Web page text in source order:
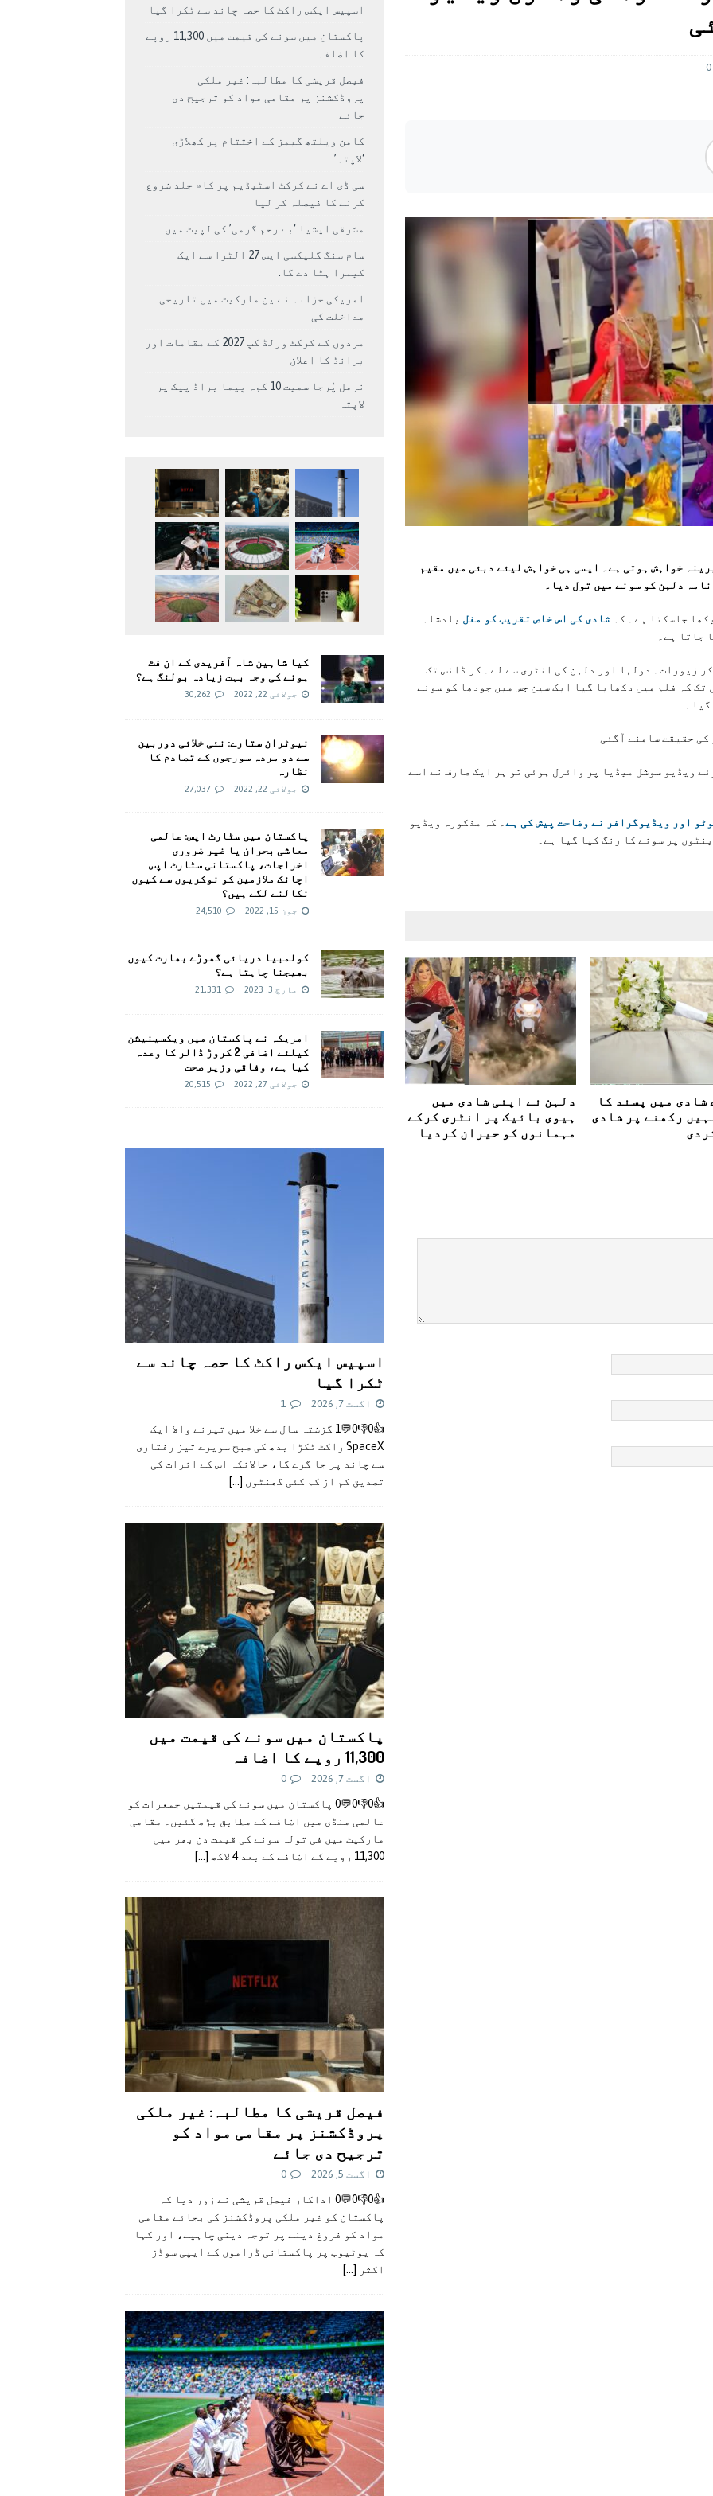
پر کام جلد شروع کرنے کا فیصلہ کر لیا پاکستان
حصہ چاند سے ٹکرا گیا
0
خواہش ہوتی ہے۔ ایسی ہی خواہش لیئے دبئی میں مقیم
دلہن کو سونے میں تول دیا۔
جاسکتا ہے۔ کہ شادی کی اس خاص تقریب کو مغل بادشاہ
جاتا ہے۔
زیورات۔ دولہا اور دلہن کی انٹری سے لے۔ کر ڈانس تک
کہ فلم میں دکھایا گیا ایک سین جس میں جودھا کو سونے
ویڈیو سوشل میڈیا پر وائرل ہوئی تو ہر ایک صارف نے اسے
اور ویڈیوگرافر نے وضاحت پیش کی ہے ۔ کہ مذکورہ ویڈیو
پر سونے کا رنگ کیا گیا ہے۔
شادی میں پسند کا
رکھنے پر شادی
دلہن نے اپنی شادی میں
ہیوی بائیک پر انٹری کرکے
مہمانوں کو حیران کردیا
اسپیس ایکس راکٹ کا حصہ چاند سے ٹکرا گیا
پاکستان میں سونے کی قیمت میں 11,300 روپے
کا اضافہ
فیصل قریشی کا مطالبہ: غیر ملکی
پروڈکشنز پر مقامی مواد کو ترجیح دی
جائے
کامن ویلتھ گیمز کے اختتام پر کھلاڑی
‘لاپتہ’
سی ڈی اے نے کرکٹ اسٹیڈیم پر کام جلد شروع
کرنے کا فیصلہ کر لیا
مشرقی ایشیا ‘بے رحم گرمی’ کی لپیٹ میں
سام سنگ گلیکسی ایس 27 الٹرا سے ایک
کیمرا ہٹا دے گا.
امریکی خزانہ نے ین مارکیٹ میں تاریخی
مداخلت کی
مردوں کے کرکٹ ورلڈ کپ 2027 کے مقامات اور
برانڈ کا اعلان
نرمل پُرجا سمیت 10 کوہ پیما براڈ پیک پر
لاپتہ
کیا شاہین شاہ آفریدی کے ان فٹ
ہونے کی وجہ بہت زیادہ بولنگ ہے؟
جولائی 22, 2022 30,262
نیوٹران ستارے: نئی خلائی دوربین
سے دو مردہ سورجوں کے تصادم کا
نظارہ
جولائی 22, 2022 27,037
پاکستان میں سٹارٹ اپس: عالمی
معاشی بحران یا غیر ضروری
اخراجات، پاکستانی سٹارٹ اپس
اچانک ملازمین کو نوکریوں سے کیوں
نکالنے لگے ہیں؟
جون 15, 2022 24,510
کولمبیا دریائی گھوڑے بھارت کیوں
بھیجنا چاہتا ہے؟
مارچ 3, 2023 21,331
امريکہ نے پاکستان میں ویکسینیشن
کیلئے اضافی 2 کروڑ ڈالر کا وعدہ
کیا ہے، وفاقی وزیر صحت
جولائی 27, 2022 20,515
اسپیس ایکس راکٹ کا حصہ چاند سے
ٹکرا گیا
اگست 7, 2026 1
👍0👎0💬1 گزشتہ سال سے خلا میں تیرنے والا ایک
SpaceX راکٹ ٹکڑا بدھ کی صبح سویرے تیز رفتاری
سے چاند پر جا گرے گا، حالانکہ اس کے اثرات کی
تصدیق کم از کم کئی گھنٹوں [...]
پاکستان میں سونے کی قیمت میں
11,300 روپے کا اضافہ
اگست 7, 2026 0
👍0👎0💬0 پاکستان میں سونے کی قیمتیں جمعرات کو
عالمی منڈی میں اضافے کے مطابق بڑھ گئیں۔ مقامی
مارکیٹ میں فی تولہ سونے کی قیمت دن بھر میں
11,300 روپے کے اضافے کے بعد 4 لاکھ
[...]
فیصل قریشی کا مطالبہ: غیر ملکی
پروڈکشنز پر مقامی مواد کو
ترجیح دی جائے
اگست 5, 2026 0
👍0👎0💬0 اداکار فیصل قریشی نے زور دیا کہ
پاکستان کو غیر ملکی پروڈکشنز کی بجائے مقامی
مواد کو فروغ دینے پر توجہ دینی چاہیے، اور کہا
کہ یوٹیوب پر پاکستانی ڈراموں کے ایپی سوڈز
اکثر
[...]